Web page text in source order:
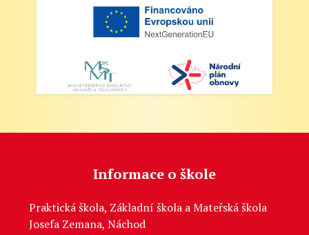
Informace o škole
Praktická škola, Základní škola a Mateřská škola
Josefa Zemana, Náchod